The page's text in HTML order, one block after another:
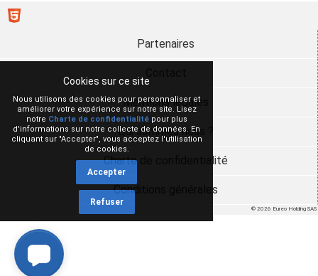
Cookies sur ce site
Nous utilisons des cookies pour personnaliser et
améliorer votre expérience sur notre site. Lisez
notre Charte de confidentialitépour plus
d'informations sur notre collecte de données. En
cliquant sur "Accepter", vous acceptez l'utilisation
de cookies.
Accepter
Refuser
© 2026 Eureo Holding SAS
Partenaires
Mentions légales
Qui sommes nous ?
Charte de confidentialité
Conditions générales